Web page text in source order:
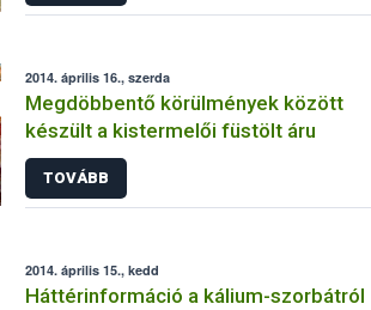
2014. április 16., szerda
Megdöbbentő körülmények között
készült a kistermelői füstölt áru
TOVÁBB
2014. április 15., kedd
Háttérinformáció a kálium-szorbátról